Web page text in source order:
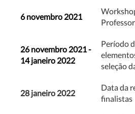
6 novembro 2021
26 novembro 2021 -
14 janeiro 2022
Período
seleção
28 janeiro 2022
Data da
finalistas